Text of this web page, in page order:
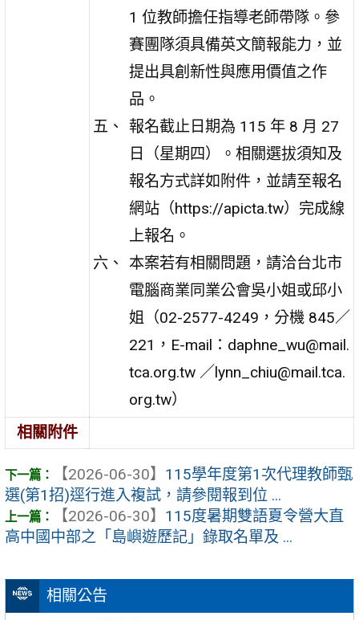
相關公告
1 位教師擔任指導老師帶隊。參
賽團隊須具備英文簡報能力，並
提出具創新性與應用價值之作
品。
報名截止日期為 115 年 8 月 27
日（星期四）。相關選拔須知及
報名方式詳如附件，並請至報名
網站（https://apicta.tw）完成線
上報名。
本案若有相關問題，請洽台北市
電腦商業同業公會吳小姐或邱小
姐（02-2577-4249，分機 845／
221，E-mail：daphne_wu@mail.
tca.org.tw ／lynn_chiu@mail.tca.
org.tw）
相關附件
【2026-06-30】 115學年度第1次代理教師甄
選(第1招)逕行進入複試，請參閱報到位 ...
【2026-06-30】 115度暑期雙語夏令營大直
高中國中部之「島嶼遊歷記」錄取名單及 ...